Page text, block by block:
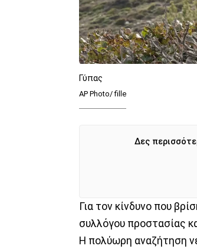
Γύπας
AP Photo/ fille
Δες
Για τον κίνδυνο που
συλλόγου προστασίας
Η πολύωρη αναζήτηση